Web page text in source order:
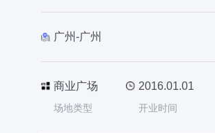
广州-广州
商业广场
场地类型
2016.01.01
开业时间